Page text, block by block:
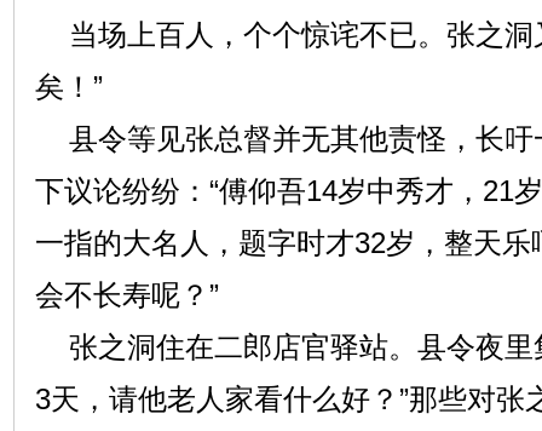
当场上百人，个个惊诧不已。张之洞
矣！”
县令等见张总督并无其他责怪，长吁
下议论纷纷：“傅仰吾14岁中秀才，21
一指的大名人，题字时才32岁，整天
会不长寿呢？”
张之洞住在二郎店官驿站。县令夜里
3天，请他老人家看什么好？”那些对张